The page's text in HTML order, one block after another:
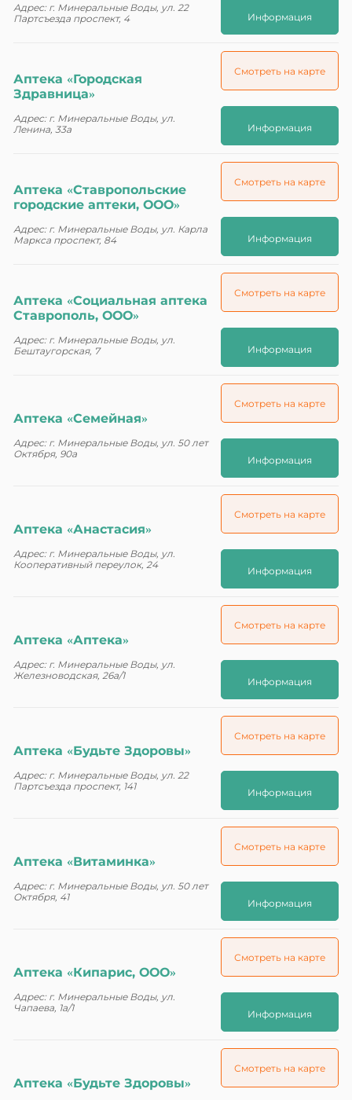
Адрес: г. Минеральные Воды, ул. 22
Партсъезда проспект, 4
Информация
Аптека «Городская
Здравница»
Адрес: г. Минеральные Воды, ул.
Ленина, 33а
Смотреть на карте
Информация
Аптека «Ставропольские
городские аптеки, ООО»
Адрес: г. Минеральные Воды, ул. Карла
Маркса проспект, 84
Смотреть на карте
Информация
Аптека «Социальная аптека
Ставрополь, ООО»
Адрес: г. Минеральные Воды, ул.
Бештаугорская, 7
Смотреть на карте
Информация
Аптека «Семейная»
Адрес: г. Минеральные Воды, ул. 50 лет
Октября, 90а
Смотреть на карте
Информация
Аптека «Анастасия»
Адрес: г. Минеральные Воды, ул.
Кооперативный переулок, 24
Смотреть на карте
Информация
Аптека «Аптека»
Адрес: г. Минеральные Воды, ул.
Железноводская, 26а/1
Смотреть на карте
Информация
Аптека «Будьте Здоровы»
Адрес: г. Минеральные Воды, ул. 22
Партсъезда проспект, 141
Смотреть на карте
Информация
Аптека «Витаминка»
Адрес: г. Минеральные Воды, ул. 50 лет
Октября, 41
Смотреть на карте
Информация
Аптека «Кипарис, ООО»
Адрес: г. Минеральные Воды, ул.
Чапаева, 1а/1
Смотреть на карте
Информация
Аптека «Будьте Здоровы»
Смотреть на карте